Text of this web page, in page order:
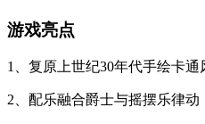
游戏亮点
1、复原上世纪30年代手绘卡通
2、配乐融合爵士与摇摆乐律动